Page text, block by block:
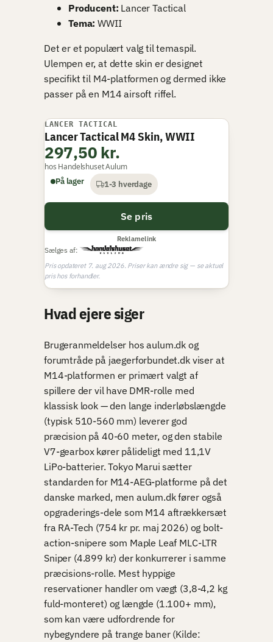
Producent: Lancer Tactical
Tema: WWII
Det er et populært valg til temaspil.
Ulempen er, at dette skin er designet
specifikt til M4-platformen og dermed ikke
passer på en M14 airsoft riffel.
LANCER TACTICAL
Lancer Tactical M4 Skin, WWII
297,50 kr.
hos Handelshuset Aulum
På lager
1-3 hverdage
Se pris
Reklamelink
Sælges af:
Pris opdateret 7. aug 2026. Priser kan ændre sig — se aktuel
pris hos forhandler.
Hvad ejere siger
Brugeranmeldelser hos aulum.dk og
forumtråde på jaegerforbundet.dk viser at
M14-platformen er primært valgt af
spillere der vil have DMR-rolle med
klassisk look — den lange inderløbslængde
(typisk 510-560 mm) leverer god
præcision på 40-60 meter, og den stabile
V7-gearbox kører pålideligt med 11,1V
LiPo-batterier. Tokyo Marui sætter
standarden for M14-AEG-platforme på det
danske marked, men aulum.dk fører også
opgraderings-dele som M14 aftrækkersæt
fra RA-Tech (754 kr pr. maj 2026) og bolt-
action-snipere som Maple Leaf MLC-LTR
Sniper (4.899 kr) der konkurrerer i samme
præcisions-rolle. Mest hyppige
reservationer handler om vægt (3,8-4,2 kg
fuld-monteret) og længde (1.100+ mm),
som kan være udfordrende for
nybegyndere på trange baner (Kilde: